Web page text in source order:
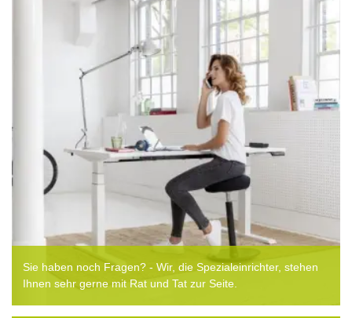
Sie haben noch Fragen? - Wir, die Spezialeinrichter, stehen
Ihnen sehr gerne mit Rat und Tat zur Seite.